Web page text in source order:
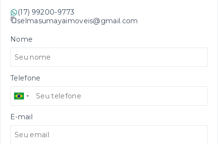
(17) 99200-9773
selmasumayaimoveis@gmail.com
Nome
Telefone
E-mail